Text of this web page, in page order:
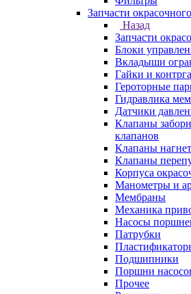
Запчасти
Назад
Запчасти
Блоки
Вкладыши
Гайки и
Героторные
Гидравлика
Датчики
Клапаны
клапанов
Клапаны
Клапаны
Корпуса
Манометры и
Мембраны
Механика
Насосы
Патрубки
Подшипники
Поршни
Прочее